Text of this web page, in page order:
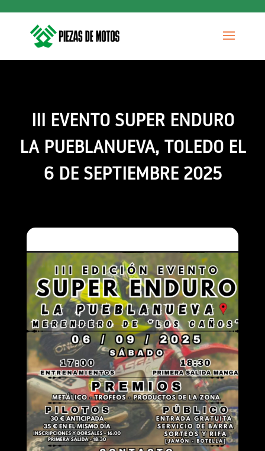
III EVENTO SUPER ENDURO
LA PUEBLANUEVA, TOLEDO EL
6 DE SEPTIEMBRE 2025